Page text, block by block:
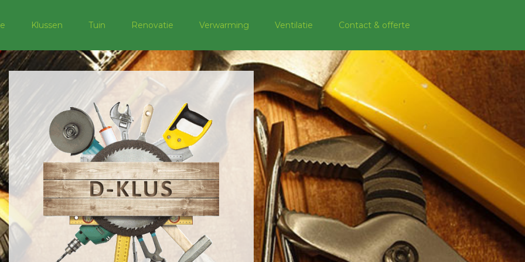
Klussen Tuin Renovatie Verwarming Ventilatie Contact & offerte